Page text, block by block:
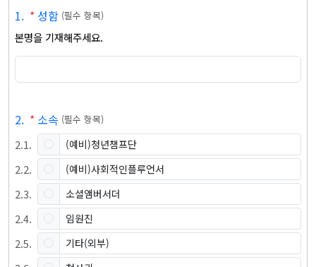
1. *성함 (필수 항목)
본명을 기재해주세요.
2. * 소속 (필수 항목)
2.1. (예비)청년챔프단
2.2. (예비)사회적인플루언서
2.3. 소셜앰버서더
2.4. 임원진
2.5. 기타(외부)